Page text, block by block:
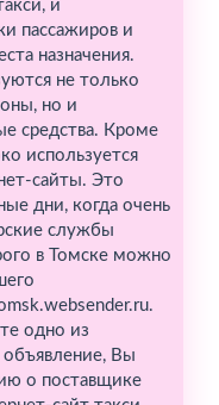
и
пассажиров и
назначения.
не только
но и
средства. Кроме
используется
сайты. Это
дни, когда очень
службы
в Томске можно
одно из
Вы
о поставщике